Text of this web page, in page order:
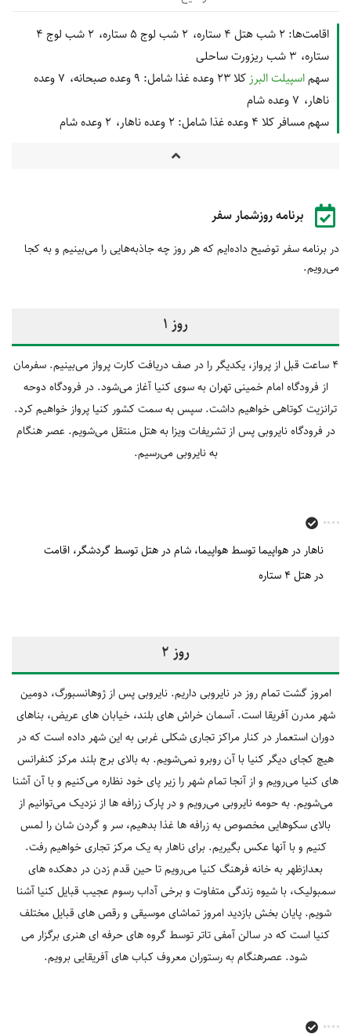
اقامت‌ها: 2 شب هتل 4 ستاره 2 شب لوج 5 ستاره
2 شب لوج 4
ستاره 3 شب ریزورت ساحلی
سهماسپیلت البرز کلا 23 وعده غذا شامل: 9 وعده صبحانه
7 وعده
ناهار
7 وعده شام
سهم مسافر کلا 4 وعده غذا شامل:
2 وعده ناهار 2 وعده شام
برنامه روزشمار سفر
در برنامه سفر توضیح داده‌ایم که هر روز چه جاذبه‌هایی را می‌بینیم و به کجا
می‌رویم.
روز 1
4 ساعت قبل از پرواز، یکدیگر را در صف دریافت کارت پرواز می‌بینیم. سفرمان
از فرودگاه امام خمینی تهران به سوی کنیا آغاز می‌شود. در فرودگاه دوحه
ترانزیت کوتاهی خواهیم داشت. سپس به سمت کشور کنیا پرواز خواهیم کرد.
در فرودگاه نایروبی پس از تشریفات ویزا به هتل منتقل می‌شویم. عصر هنگام
به نایروبی می‌رسیم.
ناهار در هواپیما توسط هواپیما شام در هتل توسط گردشگر اقامت
در هتل 4 ستاره
روز 2
امروز گشت تمام روز در نایروبی داریم. نایروبی پس از ژوهانسبورگ، دومین
شهر مدرن آفریقا است. آسمان خراش‎ های بلند، خیابان‎ های عریض، بناهای
دوران استعمار در کنار مراکز تجاری شکلی غربی به این شهر داده است که در
های کنیا می‌رویم و از آنجا تمام شهر را زیر پای خود نظاره می‌کنیم و با آن آشنا
می‌شویم. به حومه نایروبی می‌رویم و در پارک زرافه ‎ها از نزدیک می‌توانیم از
بالای سکوهایی مخصوص به زرافه‎ ها غذا بدهیم، سر و گردن ‎شان را لمس
کنیم و با آنها عکس بگیریم. برای ناهار به یک مرکز تجاری خواهیم رفت.
بعدازظهر به خانه فرهنگ کنیا می‌رویم تا حین قدم زدن در دهکده‎ های
سمبولیک، با شیوه زندگی متفاوت و برخی آداب رسوم عجیب قبایل کنیا آشنا
شویم. پایان بخش بازدید امروز تماشای موسیقی و رقص ‎های قبایل مختلف
کنیا است که در سالن آمفی تاتر توسط گروه‎ های حرفه‎ ای هنری برگزار می